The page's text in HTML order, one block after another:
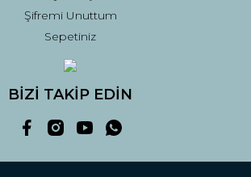
Şifremi Unuttum
Sepetiniz
BİZİ TAKİP EDİN